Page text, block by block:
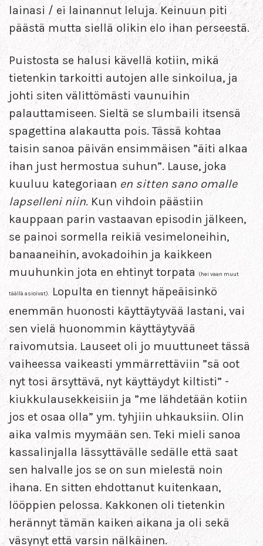
lainasi / ei lainannut leluja. Keinuun piti
päästä mutta siellä olikin elo ihan perseestä.
Puistosta se halusi kävellä kotiin, mikä
tietenkin tarkoitti autojen alle sinkoilua, ja
johti siten välittömästi vaunuihin
palauttamiseen. Sieltä se slumbaili itsensä
spagettina alakautta pois. Tässä kohtaa
taisin sanoa päivän ensimmäisen ”äiti alkaa
ihan just hermostua suhun”. Lause, joka
kuuluu kategoriaan en sitten sano omalle
lapselleni niin. Kun vihdoin päästiin
kauppaan parin vastaavan episodin jälkeen,
se painoi sormella reikiä vesimeloneihin,
banaaneihin, avokadoihin ja kaikkeen
muuhunkin jota en ehtinyt torpata
(hei vaan muut
täällä asioivat).Lopulta en tiennyt häpeäisinkö
enemmän huonosti käyttäytyvää lastani, vai
sen vielä huonommin käyttäytyvää
raivomutsia. Lauseet oli jo muuttuneet tässä
vaiheessa vaikeasti ymmärrettäviin ”sä oot
nyt tosi ärsyttävä, nyt käyttäydyt kiltisti” -
kiukkulausekkeisiin ja ”me lähdetään kotiin
jos et osaa olla” ym. tyhjiin uhkauksiin. Olin
aika valmis myymään sen. Teki mieli sanoa
kassalinjalla lässyttävälle sedälle että saat
sen halvalle jos se on sun mielestä noin
ihana. En sitten ehdottanut kuitenkaan,
lööppien pelossa. Kakkonen oli tietenkin
herännyt tämän kaiken aikana ja oli sekä
väsynyt että varsin nälkäinen.